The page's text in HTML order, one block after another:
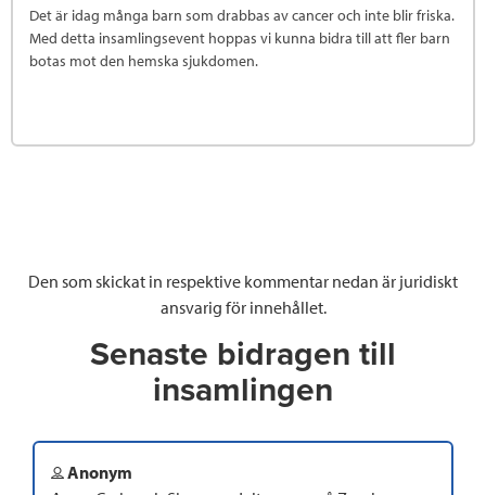
Det är idag många barn som drabbas av cancer och inte blir friska.
Med detta insamlingsevent hoppas vi kunna bidra till att fler barn
botas mot den hemska sjukdomen.
Den som skickat in respektive kommentar nedan är juridiskt
ansvarig för innehållet.
Senaste bidragen till
insamlingen
Anonym